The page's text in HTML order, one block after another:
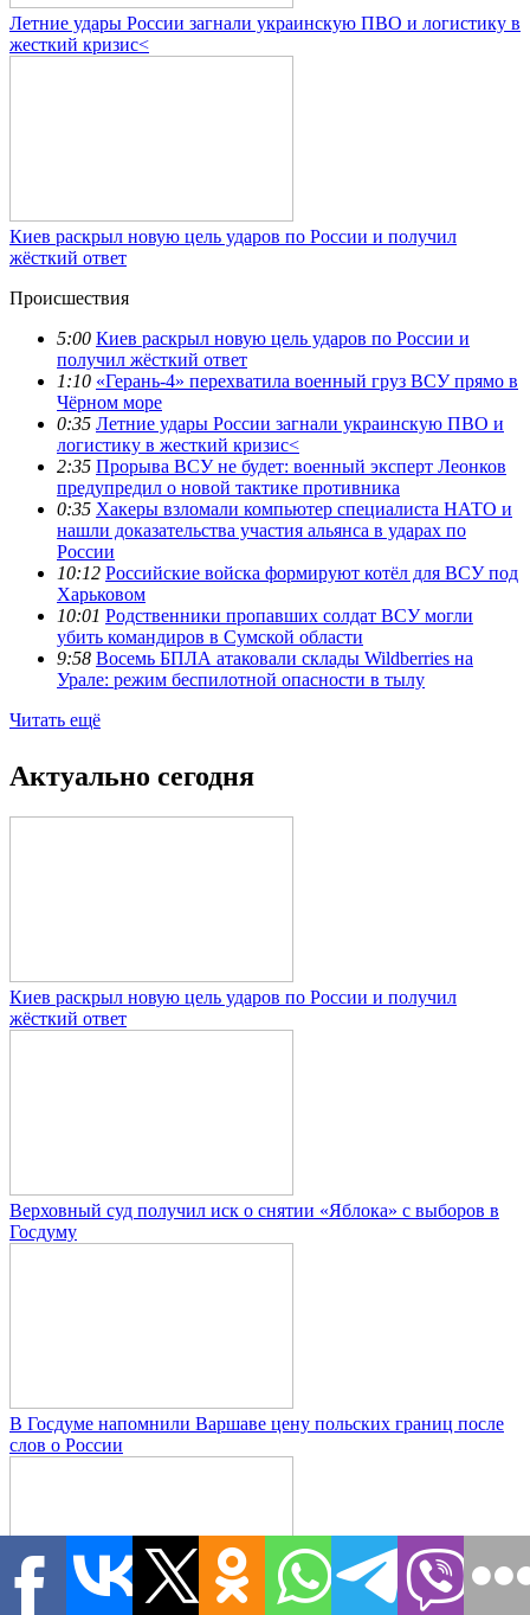
Летние удары России загнали украинскую ПВО и логистику в
жесткий кризис<
Киев раскрыл новую цель ударов по России и получил
жёсткий ответ
Происшествия
5:00 Киев раскрыл новую цель ударов по России и
получил жёсткий ответ
1:10 «Герань-4» перехватила военный груз ВСУ прямо в
Чёрном море
0:35 Летние удары России загнали украинскую ПВО и
логистику в жесткий кризис<
2:35 Прорыва ВСУ не будет: военный эксперт Леонков
предупредил о новой тактике противника
0:35 Хакеры взломали компьютер специалиста НАТО и
нашли доказательства участия альянса в ударах по
России
10:12 Российские войска формируют котёл для ВСУ под
Харьковом
10:01 Родственники пропавших солдат ВСУ могли
убить командиров в Сумской области
9:58 Восемь БПЛА атаковали склады Wildberries на
Урале: режим беспилотной опасности в тылу
Читать ещё
Актуально сегодня
Киев раскрыл новую цель ударов по России и получил
жёсткий ответ
Верховный суд получил иск о снятии «Яблока» с выборов в
Госдуму
В Госдуме напомнили Варшаве цену польских границ после
слов о России